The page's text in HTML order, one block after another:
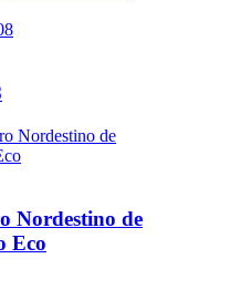
Nordestino de
Eco